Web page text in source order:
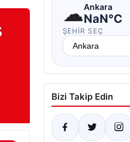
☁Ankara
NaN°C
ŞEHIR SEÇ
Bizi Takip Edin